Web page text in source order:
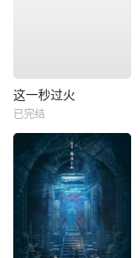
这一秒过火
已完结